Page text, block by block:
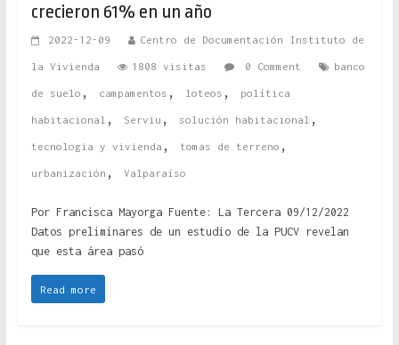
crecieron 61% en un año
2022-12-09 Centro de Documentación Instituto de
la Vivienda 1808 visitas 0 Comment banco
de suelo , campamentos , loteos , política
habitacional , Serviu , solución habitacional ,
tecnologia y vivienda , tomas de terreno ,
urbanización , Valparaíso
Por Francisca Mayorga Fuente: La Tercera 09/12/2022
Datos preliminares de un estudio de la PUCV revelan
que esta área pasó
Read more